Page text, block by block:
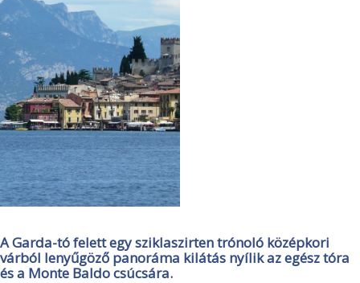
A Garda-tó felett egy sziklaszirten trónoló középkori
várból lenyűgöző panoráma kilátás nyílik az egész tóra
és a Monte Baldo csúcsára.